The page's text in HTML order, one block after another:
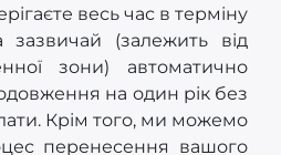
весь час в терміну
зазвичай (залежить від
зони) автоматично
на один рік без
Крім того, ми можемо
перенесення вашого